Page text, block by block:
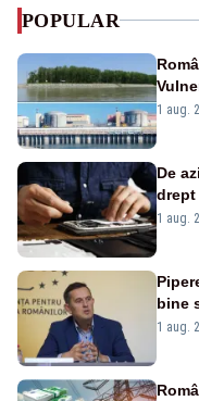
POPULAR
în
1 aug.
De
drept
un
1 aug.
bine
1 aug.